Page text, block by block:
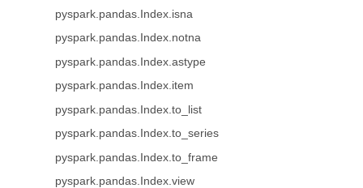
pyspark.pandas.Index.isna
pyspark.pandas.Index.notna
pyspark.pandas.Index.astype
pyspark.pandas.Index.item
pyspark.pandas.Index.to_list
pyspark.pandas.Index.to_series
pyspark.pandas.Index.to_frame
pyspark.pandas.Index.view